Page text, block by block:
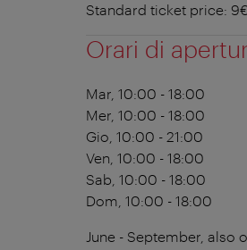
Standard ticket price:
Orari di
Mar, 10:00 - 18:00
Mer, 10:00 - 18:00
Gio, 10:00 - 21:00
Ven, 10:00 - 18:00
Sab, 10:00 - 18:00
Dom, 10:00 - 18:00
June - September,